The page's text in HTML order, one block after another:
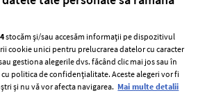
Lui...”
stocăm și/sau accesăm informații pe dispozitivul
cookie unici pentru prelucrarea datelor cu caracter
gestiona alegerile dvs. făcând clic mai jos sau în
politica de confidențialitate. Aceste alegeri vor fi
și nu vă vor afecta navigarea. Mai multe detalii